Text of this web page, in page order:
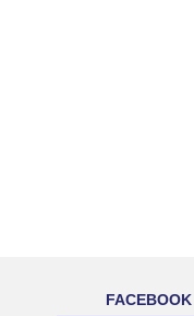
FACEBOOK